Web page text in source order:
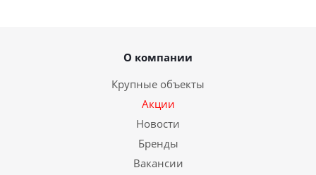
О компании
Крупные объекты
Акции
Новости
Бренды
Вакансии